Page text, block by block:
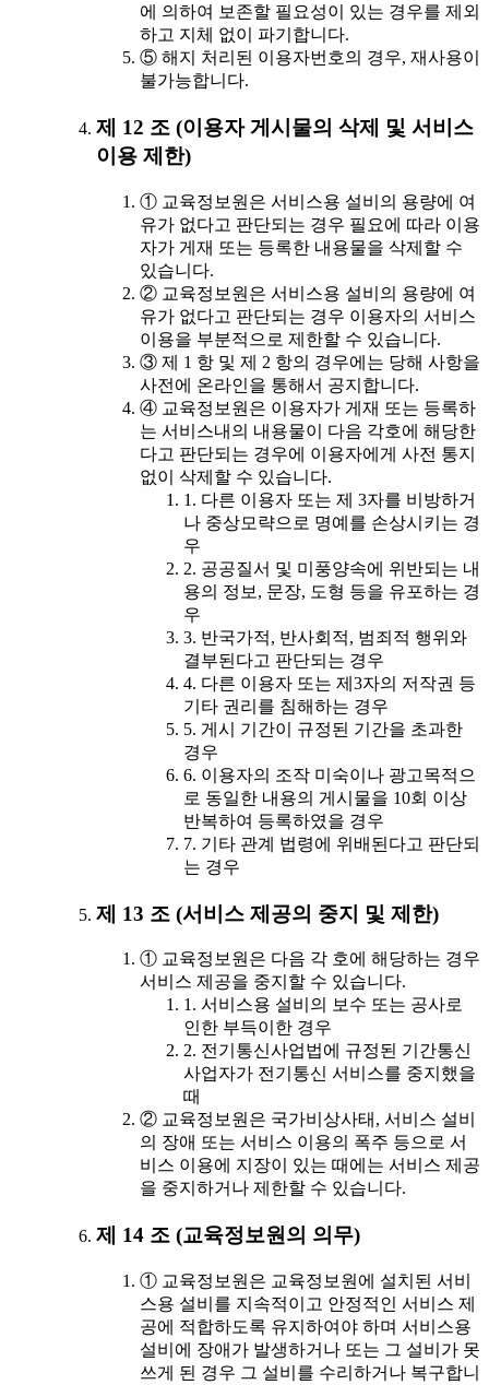
에 의하여 보존할 필요성이 있는 경우를 제외
하고 지체 없이 파기합니다.
⑤ 해지 처리된 이용자번호의 경우, 재사용이
불가능합니다.
제 12 조 (이용자 게시물의 삭제 및 서비스
이용 제한)
① 교육정보원은 서비스용 설비의 용량에 여
유가 없다고 판단되는 경우 필요에 따라 이용
자가 게재 또는 등록한 내용물을 삭제할 수
있습니다.
② 교육정보원은 서비스용 설비의 용량에 여
유가 없다고 판단되는 경우 이용자의 서비스
이용을 부분적으로 제한할 수 있습니다.
③ 제 1 항 및 제 2 항의 경우에는 당해 사항을
사전에 온라인을 통해서 공지합니다.
④ 교육정보원은 이용자가 게재 또는 등록하
는 서비스내의 내용물이 다음 각호에 해당한
다고 판단되는 경우에 이용자에게 사전 통지
없이 삭제할 수 있습니다.
1. 다른 이용자 또는 제 3자를 비방하거
나 중상모략으로 명예를 손상시키는 경
우
2. 공공질서 및 미풍양속에 위반되는 내
용의 정보, 문장, 도형 등을 유포하는 경
우
3. 반국가적, 반사회적, 범죄적 행위와
결부된다고 판단되는 경우
4. 다른 이용자 또는 제3자의 저작권 등
기타 권리를 침해하는 경우
5. 게시 기간이 규정된 기간을 초과한
경우
6. 이용자의 조작 미숙이나 광고목적으
로 동일한 내용의 게시물을 10회 이상
반복하여 등록하였을 경우
7. 기타 관계 법령에 위배된다고 판단되
는 경우
제 13 조 (서비스 제공의 중지 및 제한)
① 교육정보원은 다음 각 호에 해당하는 경우
서비스 제공을 중지할 수 있습니다.
1. 서비스용 설비의 보수 또는 공사로
인한 부득이한 경우
2. 전기통신사업법에 규정된 기간통신
사업자가 전기통신 서비스를 중지했을
때
② 교육정보원은 국가비상사태, 서비스 설비
의 장애 또는 서비스 이용의 폭주 등으로 서
비스 이용에 지장이 있는 때에는 서비스 제공
을 중지하거나 제한할 수 있습니다.
제 14 조 (교육정보원의 의무)
① 교육정보원은 교육정보원에 설치된 서비
스용 설비를 지속적이고 안정적인 서비스 제
공에 적합하도록 유지하여야 하며 서비스용
설비에 장애가 발생하거나 또는 그 설비가 못
쓰게 된 경우 그 설비를 수리하거나 복구합니